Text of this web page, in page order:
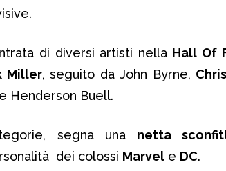
di diversi artisti nella Hall Of
Miller, seguito da John Byrne,
Henderson Buell.
segna una netta
dei colossi Marvel e DC.